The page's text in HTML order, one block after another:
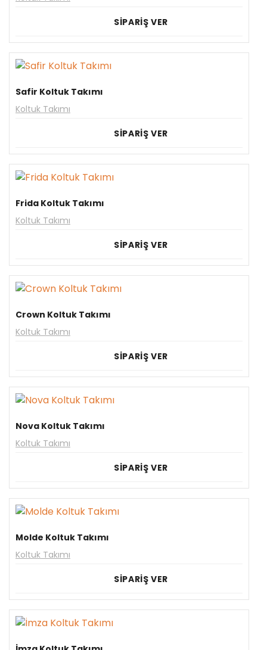
SİPARİŞ VER
Safir Koltuk Takımı
Koltuk Takımı
SİPARİŞ VER
Frida Koltuk Takımı
Koltuk Takımı
SİPARİŞ VER
Crown Koltuk Takımı
Koltuk Takımı
SİPARİŞ VER
Nova Koltuk Takımı
Koltuk Takımı
SİPARİŞ VER
Molde Koltuk Takımı
Koltuk Takımı
SİPARİŞ VER